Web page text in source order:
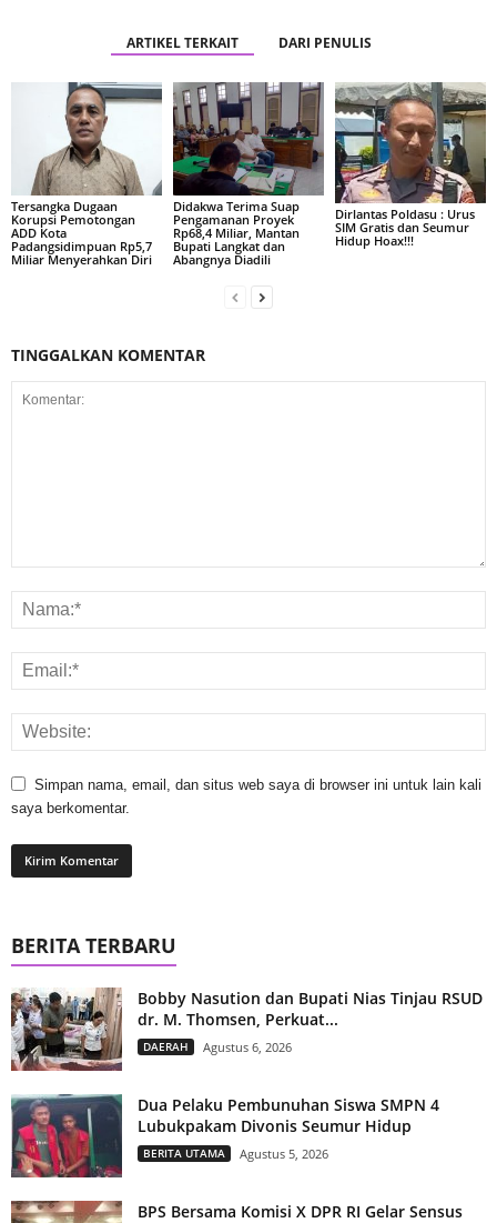
ARTIKEL TERKAIT DARI PENULIS
Tersangka Dugaan
Korupsi Pemotongan
ADD Kota
Padangsidimpuan Rp5,7
Miliar Menyerahkan Diri
Didakwa Terima Suap
Pengamanan Proyek
Rp68,4 Miliar, Mantan
Bupati Langkat dan
Abangnya Diadili
Dirlantas Poldasu : Urus
SIM Gratis dan Seumur
Hidup Hoax!!!
TINGGALKAN KOMENTAR
Simpan nama, email, dan situs web saya di browser ini untuk lain kali
saya berkomentar.
BERITA TERBARU
Bobby Nasution dan Bupati Nias Tinjau RSUD
dr. M. Thomsen, Perkuat...
DAERAH Agustus 6, 2026
Dua Pelaku Pembunuhan Siswa SMPN 4
Lubukpakam Divonis Seumur Hidup
BERITA UTAMA Agustus 5, 2026
BPS Bersama Komisi X DPR RI Gelar Sensus